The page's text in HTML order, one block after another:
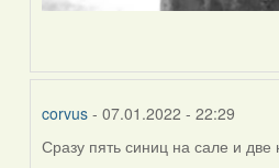
corvus - 07.01.2022 - 22:29
Сразу пять синиц на сале и две